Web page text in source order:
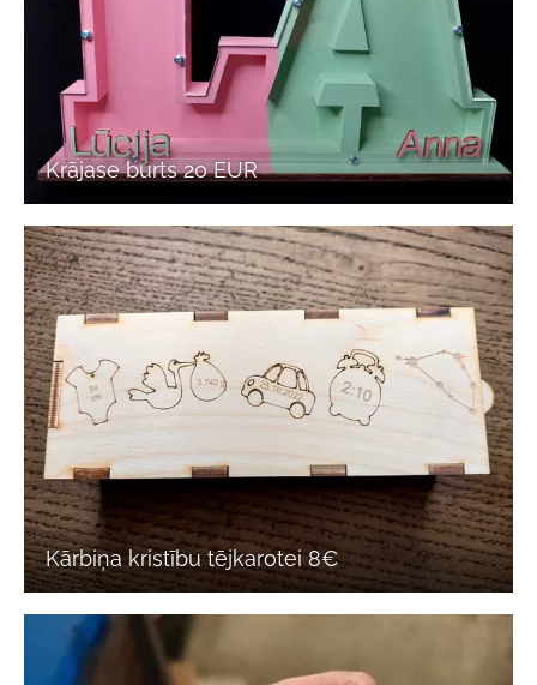
Krājase burts 20 EUR
Kārbiņa kristību tējkarotei 8€